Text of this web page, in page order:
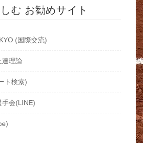
む お勧めサイト
(国際交流)
達理論
ト検索)
手会(LINE)